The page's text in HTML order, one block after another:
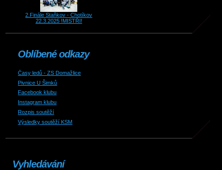
2.Finále Staňkov - Chotíkov
22.3.2025 !MISTŘI!
Oblíbené odkazy
Časy ledů - ZS Domažlice
Pivnice U Šimků
Facebook klubu
Instagram klubu
Rozpis soutěží
Výsledky soutěží KSM
Vyhledávání